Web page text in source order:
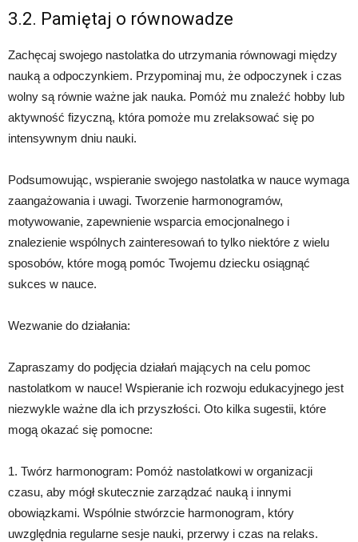
3.2. Pamiętaj o równowadze
Zachęcaj swojego nastolatka do utrzymania równowagi między
nauką a odpoczynkiem. Przypominaj mu, że odpoczynek i czas
wolny są równie ważne jak nauka. Pomóż mu znaleźć hobby lub
aktywność fizyczną, która pomoże mu zrelaksować się po
intensywnym dniu nauki.
Podsumowując, wspieranie swojego nastolatka w nauce wymaga
zaangażowania i uwagi. Tworzenie harmonogramów,
motywowanie, zapewnienie wsparcia emocjonalnego i
znalezienie wspólnych zainteresowań to tylko niektóre z wielu
sposobów, które mogą pomóc Twojemu dziecku osiągnąć
sukces w nauce.
Wezwanie do działania:
Zapraszamy do podjęcia działań mających na celu pomoc
nastolatkom w nauce! Wspieranie ich rozwoju edukacyjnego jest
niezwykle ważne dla ich przyszłości. Oto kilka sugestii, które
mogą okazać się pomocne:
1. Twórz harmonogram: Pomóż nastolatkowi w organizacji
czasu, aby mógł skutecznie zarządzać nauką i innymi
obowiązkami. Wspólnie stwórzcie harmonogram, który
uwzględnia regularne sesje nauki, przerwy i czas na relaks.